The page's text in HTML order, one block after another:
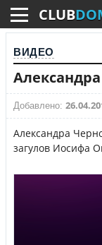
CLUB
ВИДЕО
Добавлено:
Александра
загулов Иосифа